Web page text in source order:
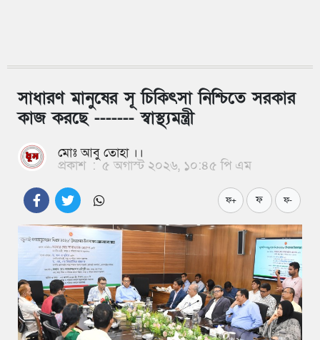
সাধারণ মানুষের সূ চিকিৎসা নিশ্চিতে সরকার
কাজ করছে ------- স্বাস্থ্যমন্ত্রী
মোঃ আবু তোহা ।।
প্রকাশ : ৫ অগাস্ট ২০২৬, ১০:৪৫ পি এম
ফ+ ফ ফ-